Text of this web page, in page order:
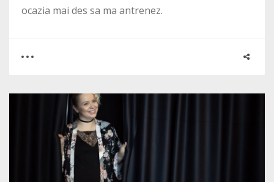
ocazia mai des sa ma antrenez.